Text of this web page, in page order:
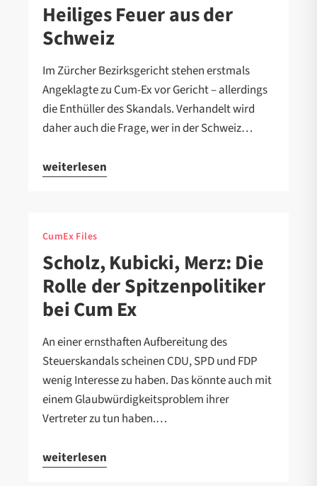
Heiliges Feuer aus der
Schweiz
Im Zürcher Bezirksgericht stehen erstmals
Angeklagte zu Cum-Ex vor Gericht – allerdings
die Enthüller des Skandals. Verhandelt wird
daher auch die Frage, wer in der Schweiz…
weiterlesen
CumEx Files
Scholz, Kubicki, Merz: Die
Rolle der Spitzenpolitiker
bei Cum Ex
An einer ernsthaften Aufbereitung des
Steuerskandals scheinen CDU, SPD und FDP
wenig Interesse zu haben. Das könnte auch mit
einem Glaubwürdigkeitsproblem ihrer
Vertreter zu tun haben.…
weiterlesen